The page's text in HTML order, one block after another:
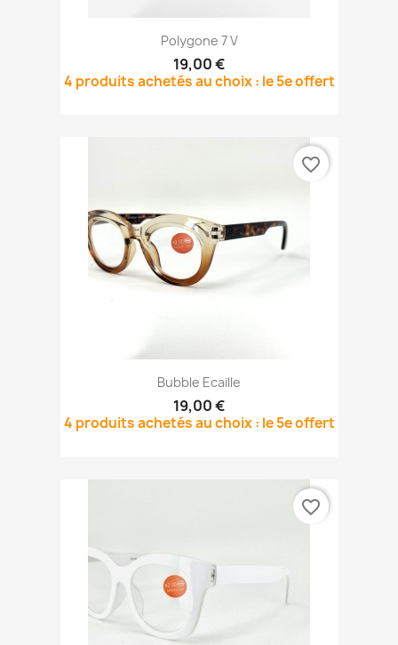
Polygone 7 V
19,00 €
4 produits achetés au choix : le 5e offert
Bubble Ecaille
19,00 €
4 produits achetés au choix : le 5e offert
favorite_border
favorite_border